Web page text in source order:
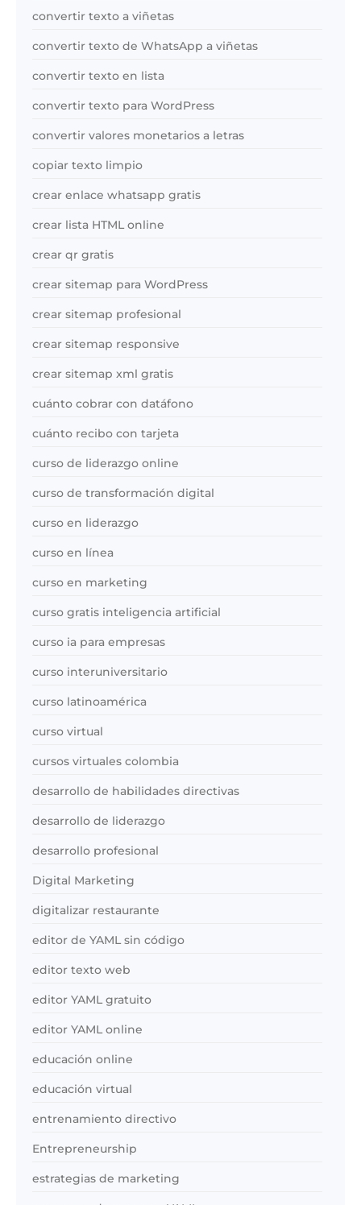
convertir texto a viñetas
convertir texto de WhatsApp a viñetas
convertir texto en lista
convertir texto para WordPress
convertir valores monetarios a letras
copiar texto limpio
crear enlace whatsapp gratis
crear lista HTML online
crear qr gratis
crear sitemap para WordPress
crear sitemap profesional
crear sitemap responsive
crear sitemap xml gratis
cuánto cobrar con datáfono
cuánto recibo con tarjeta
curso de liderazgo online
curso de transformación digital
curso en liderazgo
curso en línea
curso en marketing
curso gratis inteligencia artificial
curso ia para empresas
curso interuniversitario
curso latinoamérica
curso virtual
cursos virtuales colombia
desarrollo de habilidades directivas
desarrollo de liderazgo
desarrollo profesional
Digital Marketing
digitalizar restaurante
editor de YAML sin código
editor texto web
editor YAML gratuito
editor YAML online
educación online
educación virtual
entrenamiento directivo
Entrepreneurship
estrategias de marketing